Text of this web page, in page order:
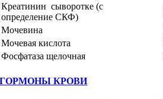
Креатинин сыворотке (с
определение СКФ)
Мочевина
Мочевая кислота
Фосфатаза щелочная
ГОРМОНЫ КРОВИ